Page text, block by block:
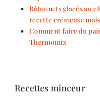
Bâtonnets glacés au
recette crémeuse
Comment faire du
Thermomix
Recettes minceur